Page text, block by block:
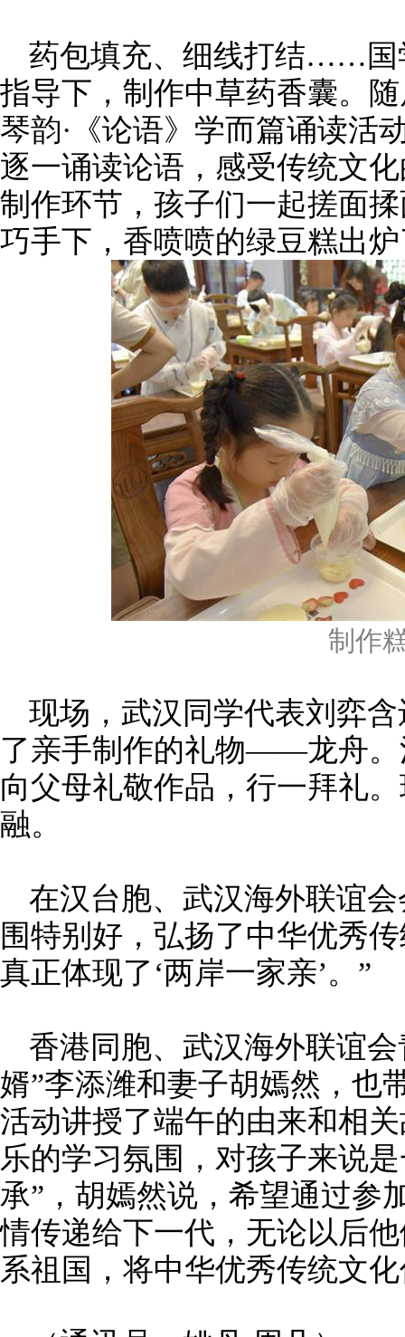
药包填充、细线打结……国
指导下，制作中草药香囊。
琴韵·《论语》学而篇诵读活
逐一诵读论语，感受传统文
制作环节，孩子们一起搓面
巧手下，香喷喷的绿豆糕出
制作
现场，武汉同学代表刘弈
了亲手制作的礼物——龙舟。
向父母礼敬作品，行一拜礼
融。
在汉台胞、武汉海外联谊
围特别好，弘扬了中华优秀
真正体现了‘两岸一家亲’。”
香港同胞、武汉海外联谊
婿”李添潍和妻子胡嫣然，也
活动讲授了端午的由来和相
乐的学习氛围，对孩子来说
承”，胡嫣然说，希望通过参
情传递给下一代，无论以后
系祖国，将中华优秀传统文